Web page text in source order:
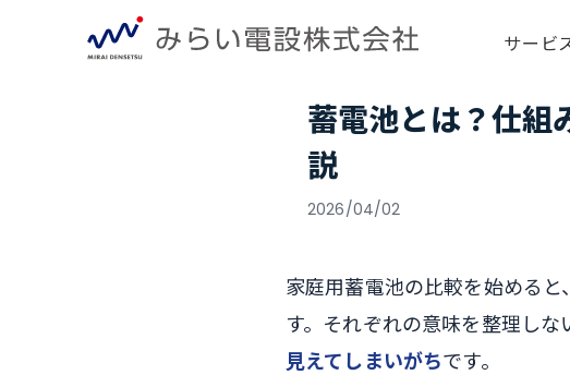
サービ
蓄電池とは？仕組
説
2026/04/02
家庭用蓄電池の比較を始める
す。それぞれの意味を整理しな
見えてしまいがちです。